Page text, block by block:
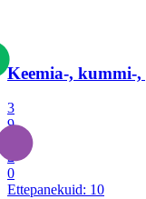
Keemia-, kummi-
3
9
2
0
Ettepanekuid: 10